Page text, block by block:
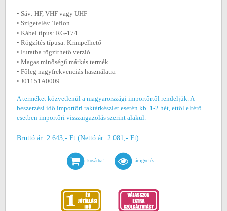
• Sáv: HF, VHF vagy UHF
• Szigetelés: Teflon
• Kábel típus: RG-174
• Rögzítés típusa: Krimpelhető
• Furatba rögzíthető verzió
• Magas minőségű márkás termék
• Főleg nagyfrekvenciás használatra
• J01151A0009
A terméket közvetlenül a magyarországi importőrtől rendeljük. A
beszerzési idő importőri raktárkészlet esetén kb. 1-2 hét, ettől eltérő
esetben importőri visszaigazolás szerint alakul.
Bruttó ár: 2.643,- Ft (Nettó ár: 2.081,- Ft)
kosárba! árfigyelés